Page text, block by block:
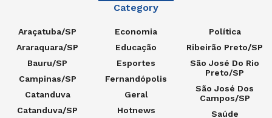
Category
Araçatuba/SP
Araraquara/SP
Bauru/SP
Campinas/SP
Catanduva
Catanduva/SP
Economia
Educação
Esportes
Fernandópolis
Geral
Hotnews
Política
Ribeirão Preto/SP
São José Do Rio
Preto/SP
São José Dos
Campos/SP
Saúde